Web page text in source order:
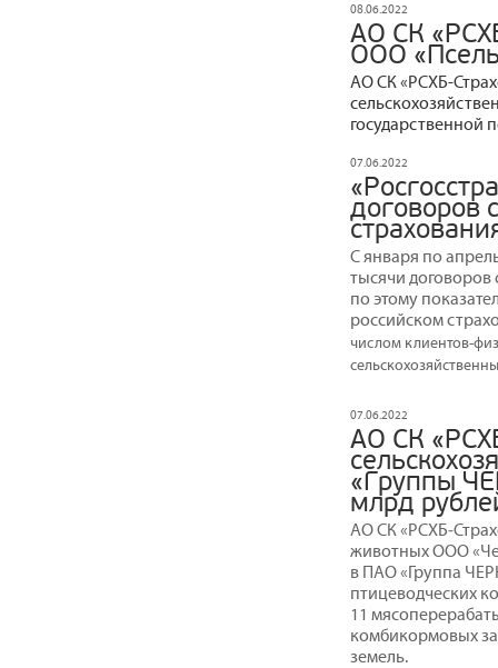
08.06.2022
АО СК
ООО
АО СК «РСХБ-
государственной
07.06.2022
договоров
С января по
тысячи
по этому
российском
числом клиентов-
07.06.2022
АО СК
«Группы
млрд
АО СК
животных ООО
в ПАО «Группа
птицеводческих
11
комбикормовых
земель.